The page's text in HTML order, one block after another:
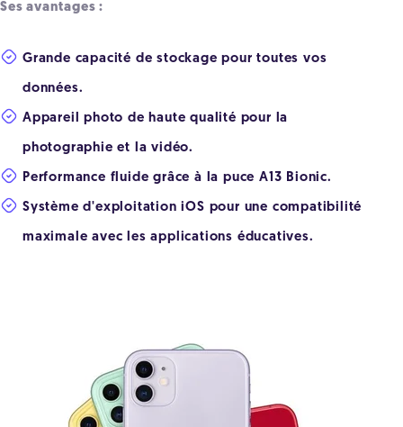
Ses avantages :
Grande capacité de stockage pour toutes vos
données.
Appareil photo de haute qualité pour la
photographie et la vidéo.
Performance fluide grâce à la puce A13 Bionic.
Système d'exploitation iOS pour une compatibilité
maximale avec les applications éducatives.